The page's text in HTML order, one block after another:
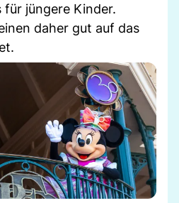
jüngere Kinder.
daher gut auf das